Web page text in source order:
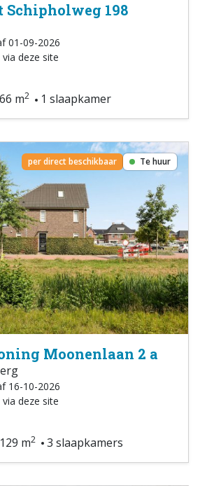
Schipholweg 198
01-09-2026
deze site
66 m2 1 slaapkamer
per direct beschikbaar Te huur
Moonenlaan 2 a
16-10-2026
deze site
129 m2 3 slaapkamers